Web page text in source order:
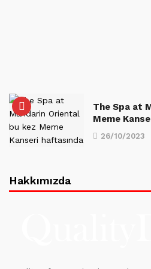
The Spa at
Meme
26/10/2023
Hakkımızda